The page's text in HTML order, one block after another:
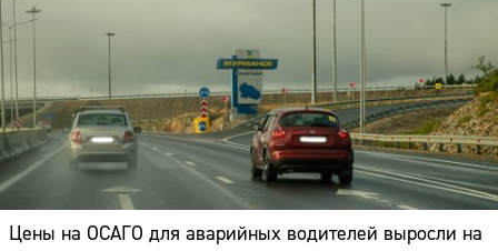
Цены на ОСАГО для аварийных водителей выросли на